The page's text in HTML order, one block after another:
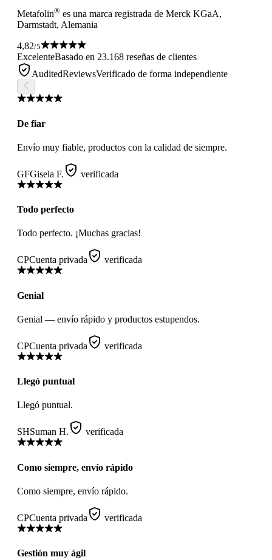
Metafolin® es una marca registrada de Merck KGaA,
Darmstadt, Alemania
4,82/5
ExcelenteBasado en 23.168 reseñas de clientes
AuditedReviewsVerificado de forma independiente
De fiar
Envío muy fiable, productos con la calidad de siempre.
GFGisela F. verificada
Todo perfecto
Todo perfecto. ¡Muchas gracias!
CPCuenta privada verificada
Genial
Genial — envío rápido y productos estupendos.
CPCuenta privada verificada
Llegó puntual
Llegó puntual.
SHSuman H. verificada
Como siempre, envío rápido
Como siempre, envío rápido.
CPCuenta privada verificada
Gestión muy ágil